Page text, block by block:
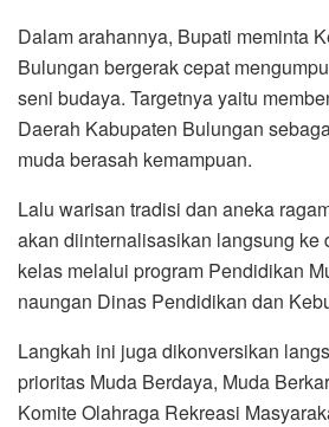
Dalam arahannya, Bupati meminta
Bulungan bergerak cepat
seni budaya. Targetnya yaitu
Daerah Kabupaten Bulungan
muda berasah kemampuan.
Lalu warisan tradisi dan aneka
akan diinternalisasikan langsung ke
kelas melalui program Pendidikan
naungan Dinas Pendidikan dan
Langkah ini juga dikonversikan
prioritas Muda Berdaya, Muda
Komite Olahraga Rekreasi